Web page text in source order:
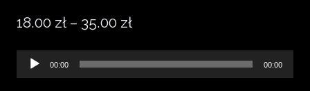
18.00 zł – 35.00 złZakres
cen:
od
Odtwarzacz
plików
00:00 00:00